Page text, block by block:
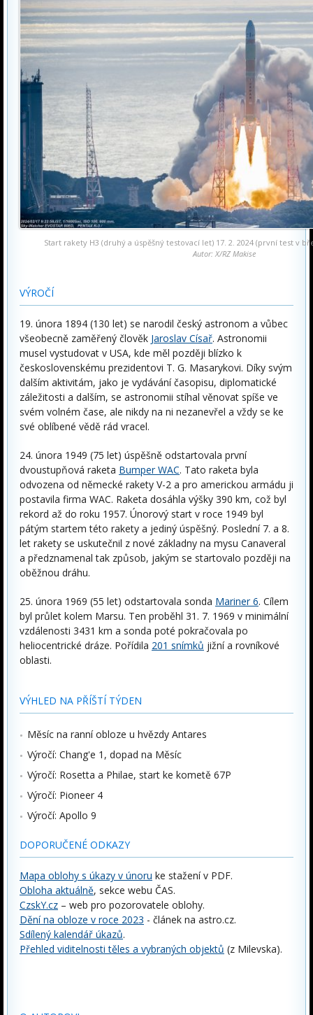
Start rakety H3 (druhý a úspěšný testovací let) 17. 2. 2024 (první test v
Autor: X/RZ Makise
VÝROČÍ
19. února 1894 (130 let) se narodil český astronom a vůbec
všeobecně zaměřený člověk Jaroslav Císař. Astronomii
musel vystudovat v USA, kde měl později blízko k
československému prezidentovi T. G. Masarykovi. Díky svým
dalším aktivitám, jako je vydávání časopisu, diplomatické
záležitosti a dalším, se astronomii stíhal věnovat spíše ve
svém volném čase, ale nikdy na ni nezanevřel a vždy se ke
své oblíbené vědě rád vracel.
24. února 1949 (75 let) úspěšně odstartovala první
dvoustupňová raketa Bumper WAC. Tato raketa byla
odvozena od německé rakety V-2 a pro americkou armádu ji
postavila firma WAC. Raketa dosáhla výšky 390 km, což byl
rekord až do roku 1957. Únorový start v roce 1949 byl
pátým startem této rakety a jediný úspěšný. Poslední 7. a 8.
let rakety se uskutečnil z nové základny na mysu Canaveral
a předznamenal tak způsob, jakým se startovalo později na
oběžnou dráhu.
25. února 1969 (55 let) odstartovala sonda Mariner 6. Cílem
byl průlet kolem Marsu. Ten proběhl 31. 7. 1969 v minimální
vzdálenosti 3431 km a sonda poté pokračovala po
heliocentrické dráze. Pořídila 201 snímků jižní a rovníkové
oblasti.
VÝHLED NA PŘÍŠTÍ TÝDEN
Měsíc na ranní obloze u hvězdy Antares
Výročí: Chang'e 1, dopad na Měsíc
Výročí: Rosetta a Philae, start ke kometě 67P
Výročí: Pioneer 4
Výročí: Apollo 9
DOPORUČENÉ ODKAZY
Mapa oblohy s úkazy v únoru ke stažení v PDF.
Obloha aktuálně, sekce webu ČAS.
CzskY.cz – web pro pozorovatele oblohy.
Dění na obloze v roce 2023 - článek na astro.cz.
Sdílený kalendář úkazů.
Přehled viditelnosti těles a vybraných objektů (z Milevska).